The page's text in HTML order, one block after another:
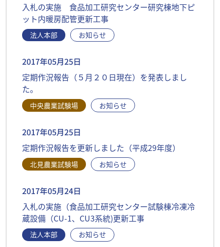
入札の実施 食品加工研究センター研究棟地下ピ
ット内暖房配管更新工事
法人本部 お知らせ
2017年05月25日
定期作況報告（５月２０日現在）を発表しまし
た。
中央農業試験場 お知らせ
2017年05月25日
定期作況報告を更新しました（平成29年度）
北見農業試験場 お知らせ
2017年05月24日
入札の実施（食品加工研究センター試験棟冷凍冷
蔵設備（CU-1、CU3系統)更新工事
法人本部 お知らせ